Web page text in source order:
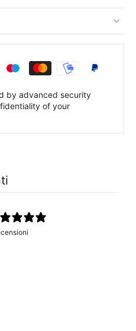
by advanced security
of your